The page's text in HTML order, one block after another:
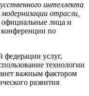
интеллекта
отрасли,
официальные лица и
по
услуг,
технологии
важным фактором
развития